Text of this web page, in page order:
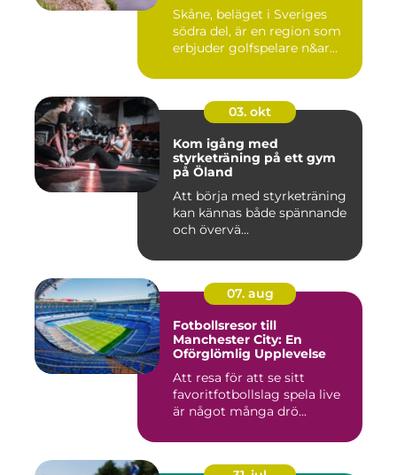
Skåne, beläget i Sveriges
södra del, är en region som
erbjuder golfspelare n&ar...
03. okt
Kom igång med
styrketräning på ett gym
på Öland
Att börja med styrketräning
kan kännas både spännande
och övervä...
07. aug
Fotbollsresor till
Manchester City: En
Oförglömlig Upplevelse
Att resa för att se sitt
favoritfotbollslag spela live
är något många drö...